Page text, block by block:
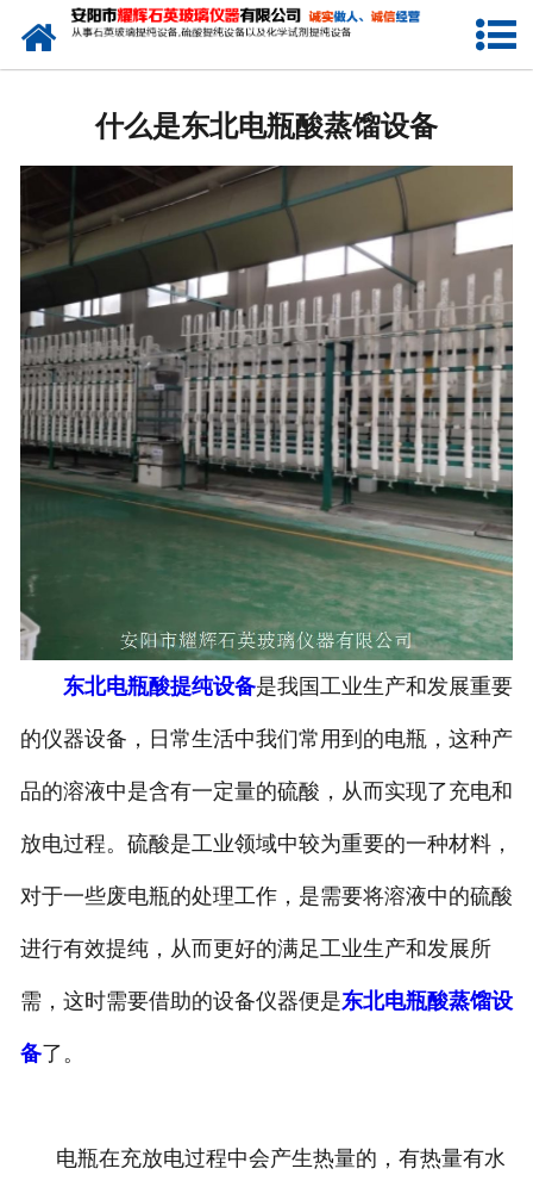
网站首页
产品中心
生产设备
工程业绩
发货展示
联系我们
什么是东北电瓶酸蒸馏设备
东北电瓶酸提纯设备是我国工业生产和发展重要
的仪器设备，日常生活中我们常用到的电瓶，这种产
品的溶液中是含有一定量的硫酸，从而实现了充电和
放电过程。硫酸是工业领域中较为重要的一种材料，
对于一些废电瓶的处理工作，是需要将溶液中的硫酸
进行有效提纯，从而更好的满足工业生产和发展所
需，这时需要借助的设备仪器便是东北电瓶酸蒸馏设
备了。
电瓶在充放电过程中会产生热量的，有热量有水